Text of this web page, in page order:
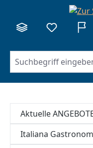
Aktuelle
Italiana